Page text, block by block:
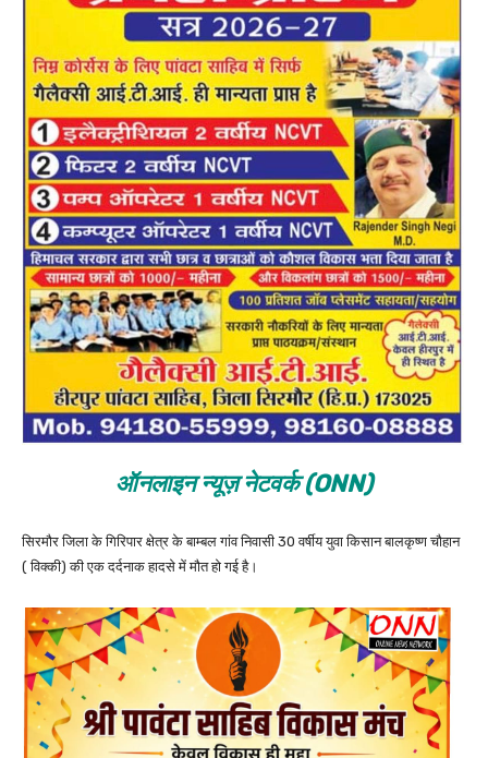
ऑनलाइन न्यूज़ नेटवर्क (ONN)
सिरमौर जिला के गिरिपार क्षेत्र के बाम्बल गांव निवासी 30 वर्षीय युवा किसान बालकृष्ण चौहान
( विक्की) की एक दर्दनाक हादसे में मौत हो गई है।